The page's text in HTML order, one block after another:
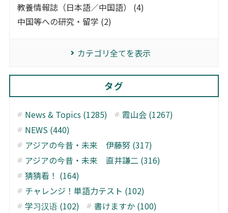
教養情報誌（日本語／中国語） (4)
中国等への研究・留学 (2)
カテゴリ全てを表示
タグ
News & Topics (1285)
霞山会 (1267)
NEWS (440)
アジアの今昔・未来 伊藤努 (317)
アジアの今昔・未来 直井謙二 (316)
猜猜看！ (164)
チャレンジ！単語力テスト (102)
学习汉语 (102)
書けますか (100)